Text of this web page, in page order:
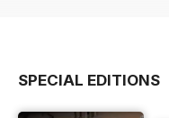
SPECIAL EDITIONS